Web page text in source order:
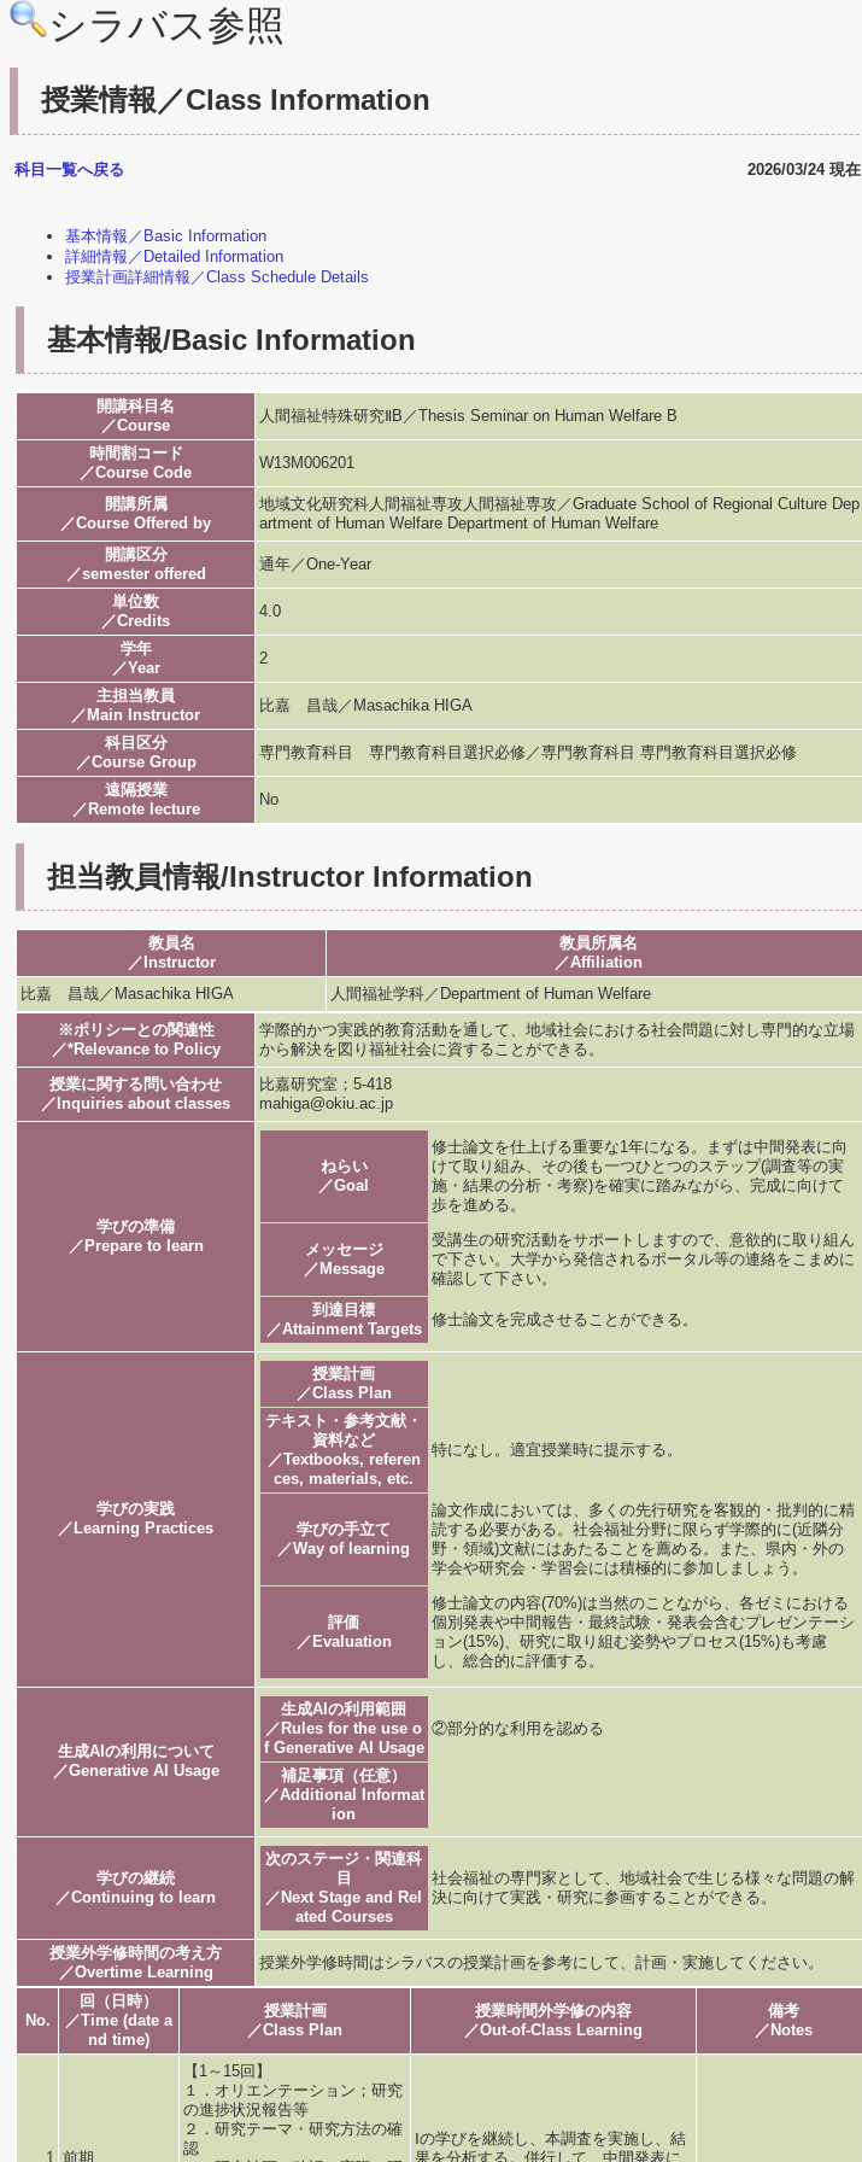
シラバス参照
授業情報／Class Information
科目一覧へ戻る 2026/03/24 現在
基本情報／Basic Information
詳細情報／Detailed Information
授業計画詳細情報／Class Schedule Details
基本情報/Basic Information
開講科目名
／Course
人間福祉特殊研究ⅡB／Thesis Seminar on Human Welfare B
時間割コード
／Course Code
W13M006201
開講所属
／Course Offered by
地域文化研究科人間福祉専攻人間福祉専攻／Graduate School of Regional Culture Dep
artment of Human Welfare Department of Human Welfare
開講区分
／semester offered
通年／One-Year
単位数
／Credits
4.0
学年
／Year
2
主担当教員
／Main Instructor
比嘉 昌哉／Masachika HIGA
科目区分
／Course Group
専門教育科目 専門教育科目選択必修／専門教育科目 専門教育科目選択必修
遠隔授業
／Remote lecture
No
担当教員情報/Instructor Information
教員名
／Instructor
教員所属名
／Affiliation
比嘉 昌哉／Masachika HIGA
人間福祉学科／Department of Human Welfare
※ポリシーとの関連性
／*Relevance to Policy
学際的かつ実践的教育活動を通して、地域社会における社会問題に対し専門的な立場
から解決を図り福祉社会に資することができる。
授業に関する問い合わせ
／Inquiries about classes
比嘉研究室；5-418
mahiga@okiu.ac.jp
学びの準備
／Prepare to learn
ねらい
／Goal
修士論文を仕上げる重要な1年になる。まずは中間発表に向
けて取り組み、その後も一つひとつのステップ(調査等の実
施・結果の分析・考察)を確実に踏みながら、完成に向けて
歩を進める。
メッセージ
／Message
受講生の研究活動をサポートしますので、意欲的に取り組ん
で下さい。大学から発信されるポータル等の連絡をこまめに
確認して下さい。
到達目標
／Attainment Targets
修士論文を完成させることができる。
学びの実践
／Learning Practices
授業計画
／Class Plan
テキスト・参考文献・
資料など
／Textbooks, referen
ces, materials, etc.
特になし。適宜授業時に提示する。
学びの手立て
／Way of learning
論文作成においては、多くの先行研究を客観的・批判的に精
読する必要がある。社会福祉分野に限らず学際的に(近隣分
野・領域)文献にはあたることを薦める。また、県内・外の
学会や研究会・学習会には積極的に参加しましょう。
評価
／Evaluation
修士論文の内容(70%)は当然のことながら、各ゼミにおける
個別発表や中間報告・最終試験・発表会含むプレゼンテーシ
ョン(15%)、研究に取り組む姿勢やプロセス(15%)も考慮
し、総合的に評価する。
生成AIの利用について
／Generative AI Usage
生成AIの利用範囲
／Rules for the use o
f Generative AI Usage
②部分的な利用を認める
補足事項（任意）
／Additional Informat
ion
学びの継続
／Continuing to learn
次のステージ・関連科
目
／Next Stage and Rel
ated Courses
社会福祉の専門家として、地域社会で生じる様々な問題の解
決に向けて実践・研究に参画することができる。
授業外学修時間の考え方
／Overtime Learning
授業外学修時間はシラバスの授業計画を参考にして、計画・実施してください。
No.
回（日時）
／Time (date a
nd time)
授業計画
／Class Plan
授業時間外学修の内容
／Out-of-Class Learning
備考
／Notes
1 前期
【1～15回】
１．オリエンテーション；研究
の進捗状況報告等
２．研究テーマ・研究方法の確
認
Ⅰの学びを継続し、本調査を実施し、結
果を分析する。併行して、中間発表に